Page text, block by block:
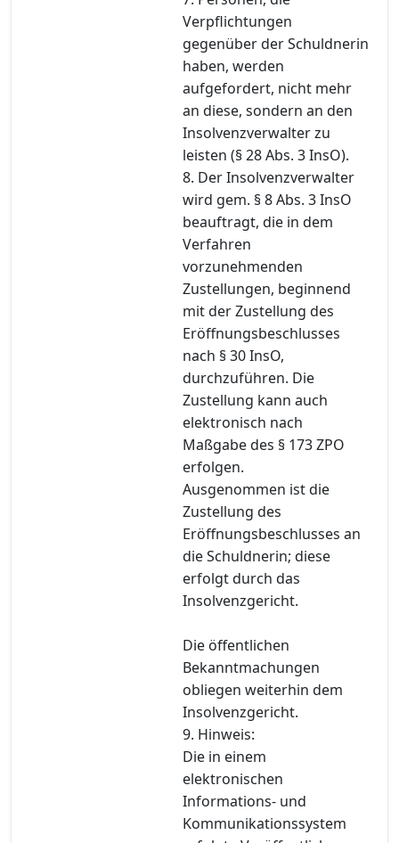
Verpflichtungen
gegenüber der Schuldnerin
haben, werden
aufgefordert, nicht mehr
an diese, sondern an den
Insolvenzverwalter zu
leisten (§ 28 Abs. 3 InsO).
8. Der Insolvenzverwalter
wird gem. § 8 Abs. 3 InsO
beauftragt, die in dem
Verfahren
vorzunehmenden
Zustellungen, beginnend
mit der Zustellung des
Eröffnungsbeschlusses
nach § 30 InsO,
durchzuführen. Die
Zustellung kann auch
elektronisch nach
Maßgabe des § 173 ZPO
erfolgen.
Ausgenommen ist die
Zustellung des
Eröffnungsbeschlusses an
die Schuldnerin; diese
erfolgt durch das
Insolvenzgericht.
Die öffentlichen
Bekanntmachungen
obliegen weiterhin dem
Insolvenzgericht.
9. Hinweis:
Die in einem
elektronischen
Informations- und
Kommunikationssystem